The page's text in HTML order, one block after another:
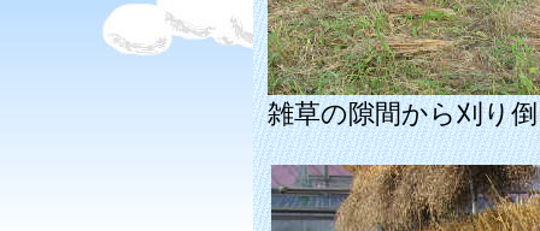
雑草の隙間から刈り